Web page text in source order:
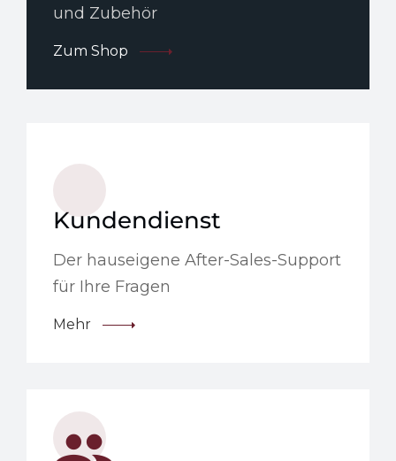
und Zubehör
Zum Shop
Kundendienst
Der hauseigene After-Sales-Support
für Ihre Fragen
Mehr